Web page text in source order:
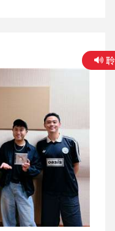
得放進Credit裡
⇝內克粉專｜
⇝CJ MITＩ
cj_mit/